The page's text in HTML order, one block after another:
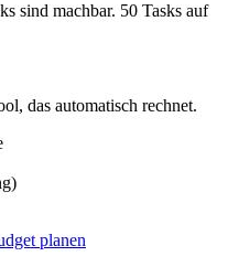
sind machbar. 50 Tasks auf
das automatisch rechnet.
planen